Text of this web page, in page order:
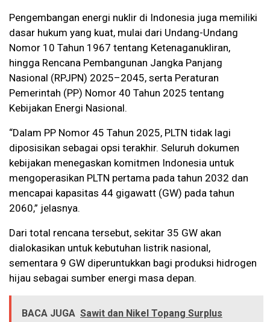
Pengembangan energi nuklir di Indonesia juga memiliki
dasar hukum yang kuat, mulai dari Undang-Undang
Nomor 10 Tahun 1967 tentang Ketenaganukliran,
hingga Rencana Pembangunan Jangka Panjang
Nasional (RPJPN) 2025–2045, serta Peraturan
Pemerintah (PP) Nomor 40 Tahun 2025 tentang
Kebijakan Energi Nasional.
“Dalam PP Nomor 45 Tahun 2025, PLTN tidak lagi
diposisikan sebagai opsi terakhir. Seluruh dokumen
kebijakan menegaskan komitmen Indonesia untuk
mengoperasikan PLTN pertama pada tahun 2032 dan
mencapai kapasitas 44 gigawatt (GW) pada tahun
2060,” jelasnya.
Dari total rencana tersebut, sekitar 35 GW akan
dialokasikan untuk kebutuhan listrik nasional,
sementara 9 GW diperuntukkan bagi produksi hidrogen
hijau sebagai sumber energi masa depan.
BACA JUGA Sawit dan Nikel Topang Surplus